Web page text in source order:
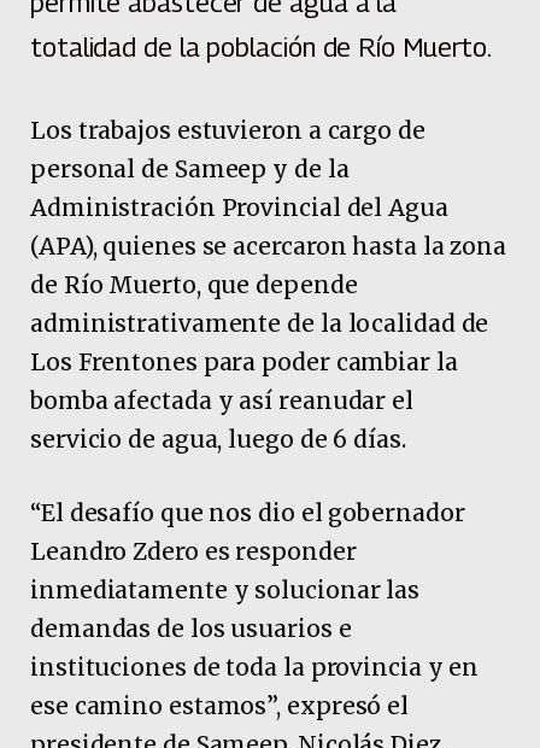
totalidad de la población de Río Muerto.
Los trabajos estuvieron a cargo de
personal de Sameep y de la
Administración Provincial del Agua
(APA), quienes se acercaron hasta la zona
de Río Muerto, que depende
administrativamente de la localidad de
Los Frentones para poder cambiar la
bomba afectada y así reanudar el
servicio de agua, luego de 6 días.
“El desafío que nos dio el gobernador
Leandro Zdero es responder
inmediatamente y solucionar las
demandas de los usuarios e
instituciones de toda la provincia y en
ese camino estamos”, expresó el